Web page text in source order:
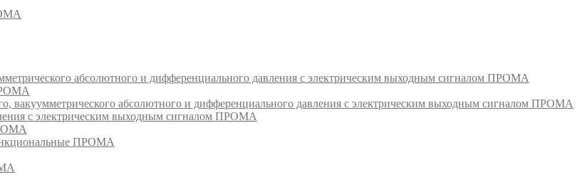
абсолютного и дифференциального давления с электрическим выходным сигналом ПРОМА
абсолютного и дифференциального давления с электрическим выходным сигналом ПРОМА
с электрическим выходным сигналом ПРОМА
ПРОМА